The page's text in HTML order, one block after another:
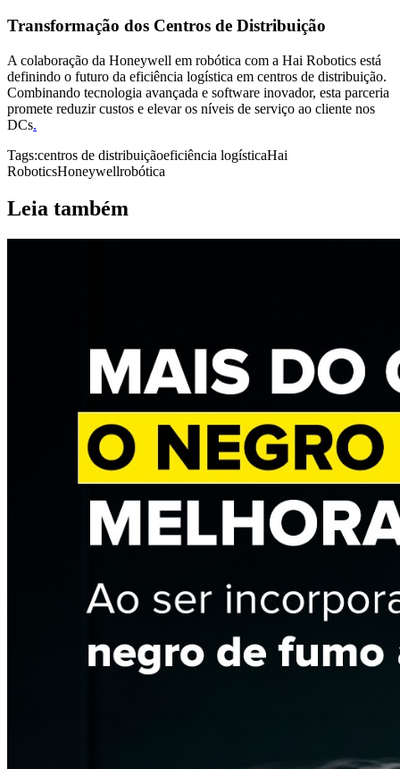
Transformação dos Centros de Distribuição
A colaboração da Honeywell em robótica com a Hai Robotics está
definindo o futuro da eficiência logística em centros de distribuição.
Combinando tecnologia avançada e software inovador, esta parceria
promete reduzir custos e elevar os níveis de serviço ao cliente nos
DCs.
Tags:centros de distribuiçãoeficiência logísticaHai
RoboticsHoneywellrobótica
Leia também